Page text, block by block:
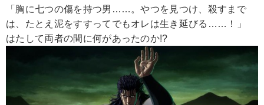
「胸に七つの傷を持つ男……。やつを見つけ、殺すまで
は、たとえ泥をすすってでもオレは生き延びる……！」
はたして両者の間に何があったのか!?